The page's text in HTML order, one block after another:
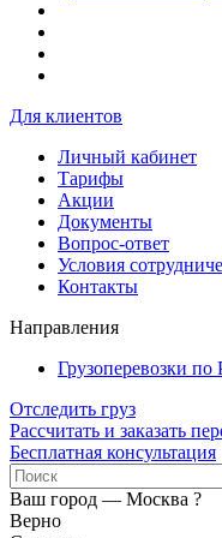
Для клиентов
Личный кабинет
Тарифы
Акции
Документы
Вопрос-ответ
Условия
Контакты
Направления
Грузоперевозки по
Отследить груз
Рассчитать и заказать
Бесплатная консультация
Ваш город — Москва ?
Верно